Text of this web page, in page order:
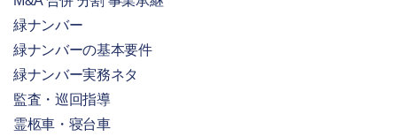
緑ナンバー
緑ナンバーの基本要件
緑ナンバー実務ネタ
監査・巡回指導
霊柩車・寝台車